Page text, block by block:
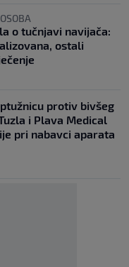
o tučnjavi navijača:
ostali
protiv bivšeg
i Plava Medical
pri nabavci aparata